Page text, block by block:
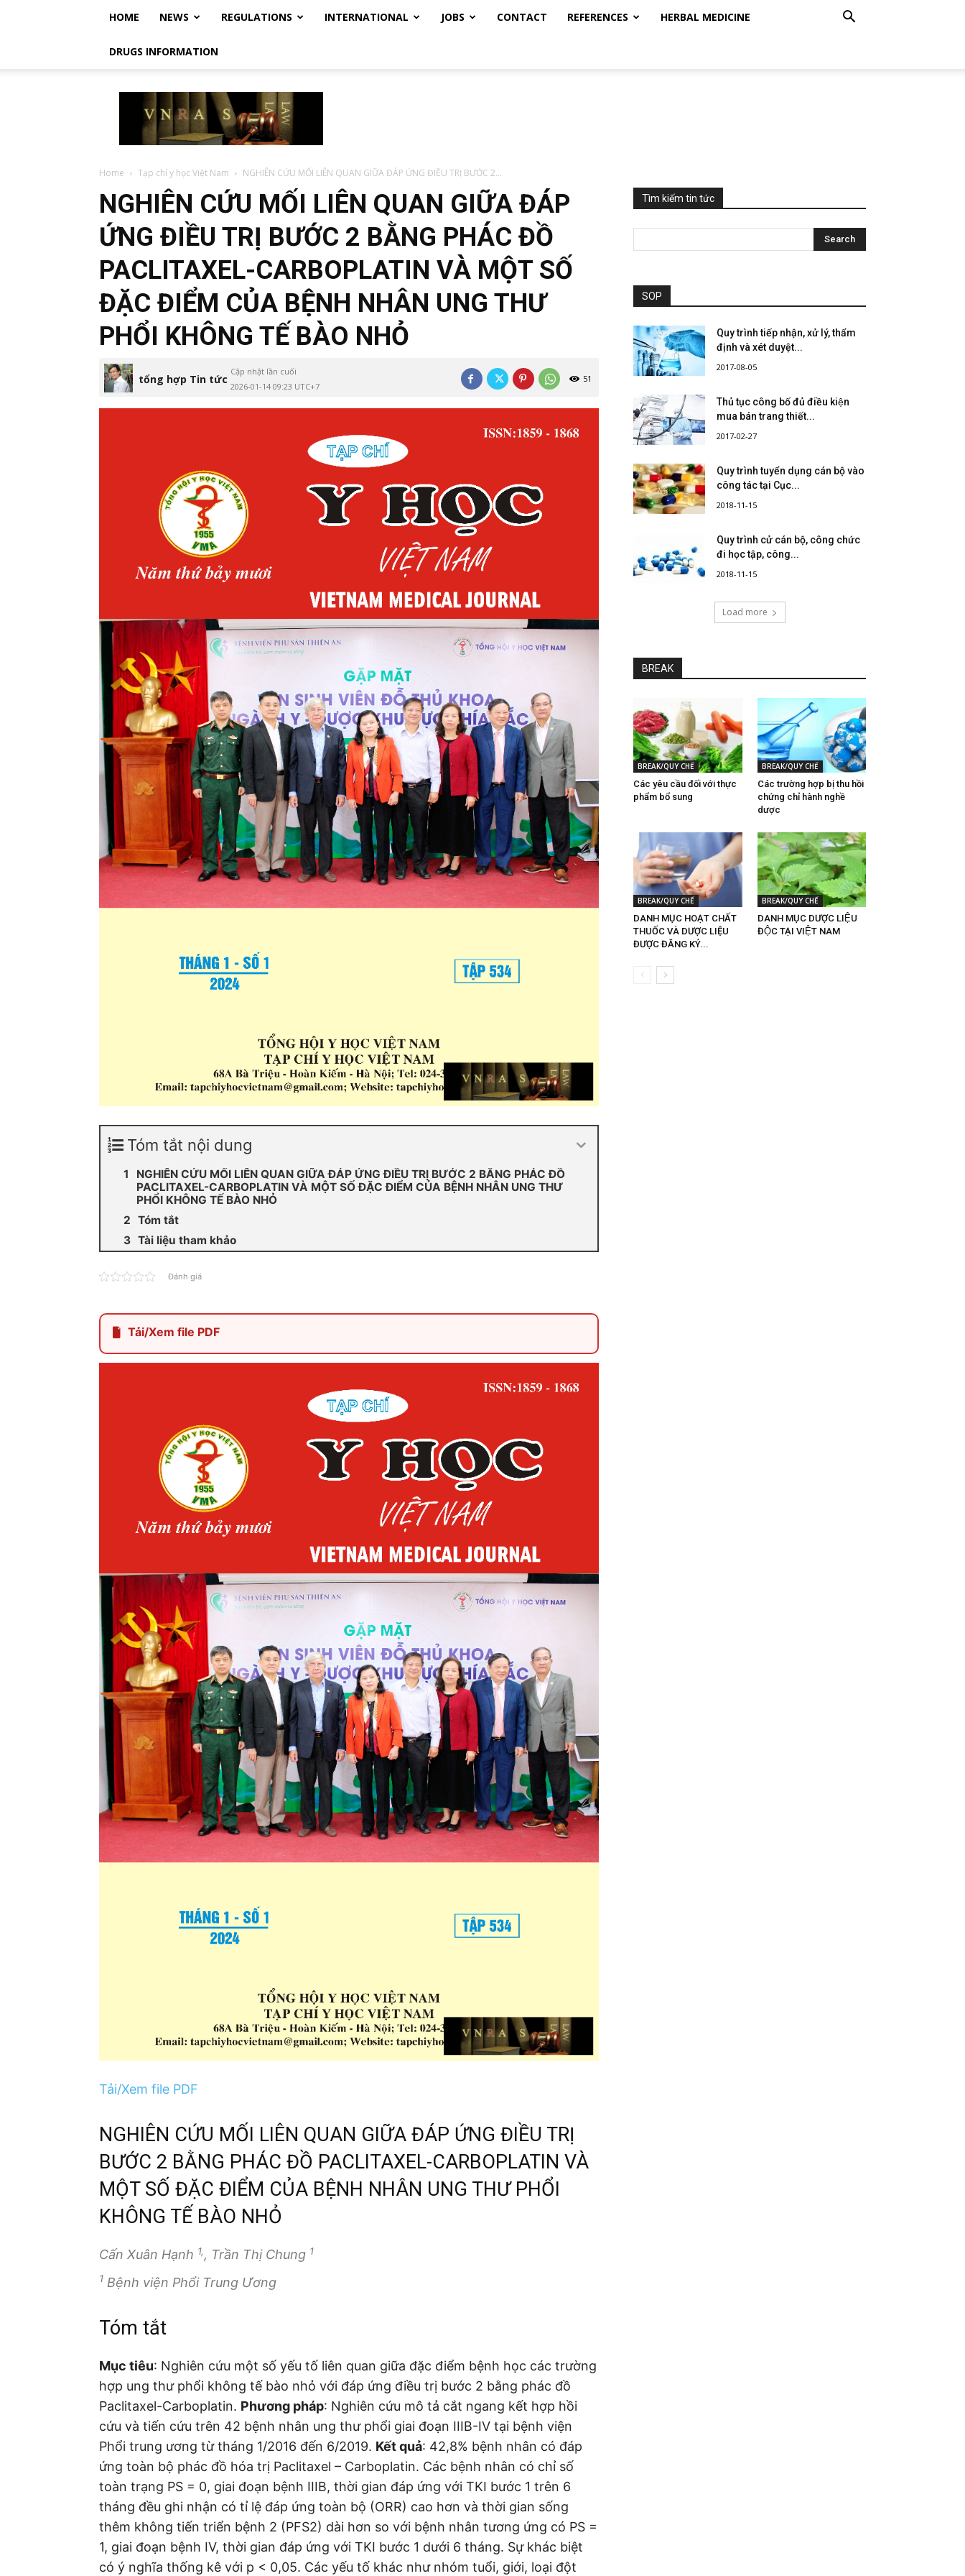
HOME NEWS REGULATIONS INTERNATIONAL JOBS CONTACT REFERENCES HERBAL MEDICINE
DRUGS INFORMATION
Vietnam
Regulatory
Affairs
Society
Luật
Việt
Nam
Home Tạp chí y học Việt Nam NGHIÊN CỨU MỐI LIÊN QUAN GIỮA ĐÁP ỨNG ĐIỀU TRỊ BƯỚC 2...
NGHIÊN CỨU MỐI LIÊN QUAN GIỮA ĐÁP
ỨNG ĐIỀU TRỊ BƯỚC 2 BẰNG PHÁC ĐỒ
PACLITAXEL-CARBOPLATIN VÀ MỘT SỐ
ĐẶC ĐIỂM CỦA BỆNH NHÂN UNG THƯ
PHỔI KHÔNG TẾ BÀO NHỎ
tổng hợp Tin tức
Cập nhật lần cuối
2026-01-14 09:23 UTC+7
51
Tóm tắt nội dung
NGHIÊN CỨU MỐI LIÊN QUAN GIỮA ĐÁP ỨNG ĐIỀU TRỊ BƯỚC 2 BẰNG PHÁC ĐỒ
PACLITAXEL-CARBOPLATIN VÀ MỘT SỐ ĐẶC ĐIỂM CỦA BỆNH NHÂN UNG THƯ
PHỔI KHÔNG TẾ BÀO NHỎ
Tóm tắt
Tài liệu tham khảo
Đánh giá
Tải/Xem file PDF
Tải/Xem file PDF
NGHIÊN CỨU MỐI LIÊN QUAN GIỮA ĐÁP ỨNG ĐIỀU TRỊ
BƯỚC 2 BẰNG PHÁC ĐỒ PACLITAXEL-CARBOPLATIN VÀ
MỘT SỐ ĐẶC ĐIỂM CỦA BỆNH NHÂN UNG THƯ PHỔI
KHÔNG TẾ BÀO NHỎ
Cấn Xuân Hạnh 1,, Trần Thị Chung 1
1 Bệnh viện Phổi Trung Ương
Tóm tắt
Mục tiêu: Nghiên cứu một số yếu tố liên quan giữa đặc điểm bệnh học các trường
hợp ung thư phổi không tế bào nhỏ với đáp ứng điều trị bước 2 bằng phác đồ
Paclitaxel-Carboplatin. Phương pháp: Nghiên cứu mô tả cắt ngang kết hợp hồi
cứu và tiến cứu trên 42 bệnh nhân ung thư phổi giai đoạn IIIB-IV tại bệnh viện
Phổi trung ương từ tháng 1/2016 đến 6/2019. Kết quả: 42,8% bệnh nhân có đáp
ứng toàn bộ phác đồ hóa trị Paclitaxel – Carboplatin. Các bệnh nhân có chỉ số
toàn trạng PS = 0, giai đoạn bệnh IIIB, thời gian đáp ứng với TKI bước 1 trên 6
tháng đều ghi nhận có tỉ lệ đáp ứng toàn bộ (ORR) cao hơn và thời gian sống
thêm không tiến triển bệnh 2 (PFS2) dài hơn so với bệnh nhân tương ứng có PS =
1, giai đoạn bệnh IV, thời gian đáp ứng với TKI bước 1 dưới 6 tháng. Sự khác biệt
có ý nghĩa thống kê với p < 0,05. Các yếu tố khác như nhóm tuổi, giới, loại đột
Tìm kiếm tin tức
SOP
Quy trình tiếp nhận, xử lý, thẩm
định và xét duyệt...
2017-08-05
Thủ tục công bố đủ điều kiện
mua bán trang thiết...
2017-02-27
Quy trình tuyển dụng cán bộ vào
công tác tại Cục...
2018-11-15
Quy trình cử cán bộ, công chức
đi học tập, công...
2018-11-15
Load more
BREAK
BREAK/QUY CHẾ
Các yêu cầu đối với thực
phẩm bổ sung
BREAK/QUY CHẾ
Các trường hợp bị thu hồi
chứng chỉ hành nghề
dược
BREAK/QUY CHẾ
DANH MỤC HOẠT CHẤT
THUỐC VÀ DƯỢC LIỆU
ĐƯỢC ĐĂNG KÝ...
BREAK/QUY CHẾ
DANH MỤC DƯỢC LIỆU
ĐỘC TẠI VIỆT NAM